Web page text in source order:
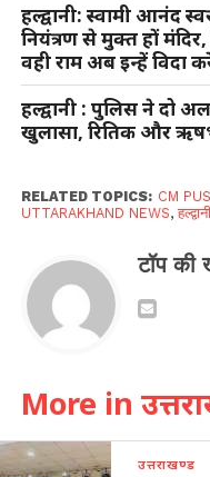
हल्द्वानी: स्वामी आनंद
नियंत्रण से मुक्त हों
वही राम अब इन्हें विदा
हल्द्वानी : पुलिस ने दो
खुलासा, रितिक और
RELATED TOPICS: CM
UTTARAKHAND NEWS,
टॉप
More in
उत्तराखण्ड